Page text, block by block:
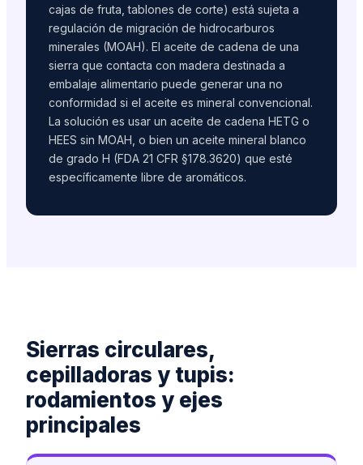
cajas de fruta, tablones de corte) está sujeta a
regulación de migración de hidrocarburos
minerales (MOAH). El aceite de cadena de una
sierra que contacta con madera destinada a
embalaje alimentario puede generar una no
conformidad si el aceite es mineral convencional.
La solución es usar un aceite de cadena HETG o
HEES sin MOAH, o bien un aceite mineral blanco
de grado H (FDA 21 CFR §178.3620) que esté
específicamente libre de aromáticos.
Sierras circulares,
cepilladoras y tupis:
rodamientos y ejes
principales